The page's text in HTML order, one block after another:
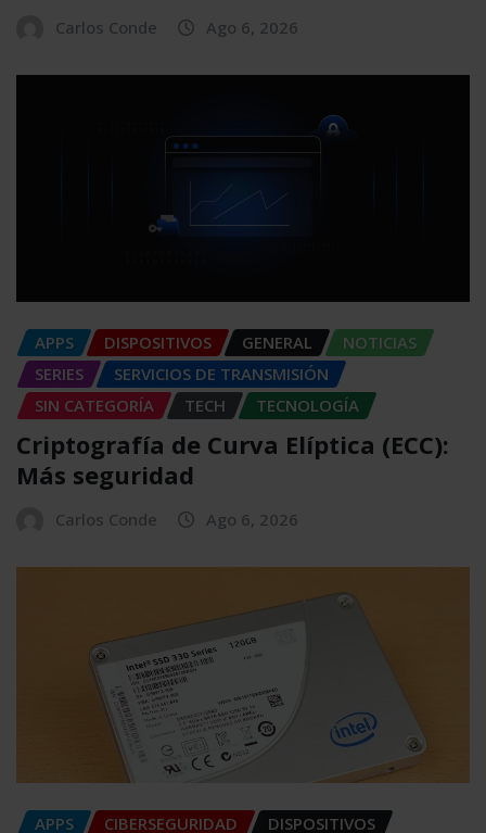
Carlos Conde Ago 6, 2026
APPS DISPOSITIVOS GENERAL
NOTICIAS
SERIES
SERVICIOS DE TRANSMISIÓN
SIN CATEGORÍA
TECH TECNOLOGÍA
Criptografía de Curva Elíptica (ECC):
Más seguridad
Carlos Conde Ago 6, 2026
APPS CIBERSEGURIDAD DISPOSITIVOS